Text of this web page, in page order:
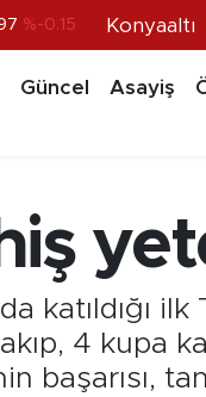
%0.18
%-0.15
Konyaaltı
Güncel Asayiş
katıldığı ilk
4 kupa
başarısı,